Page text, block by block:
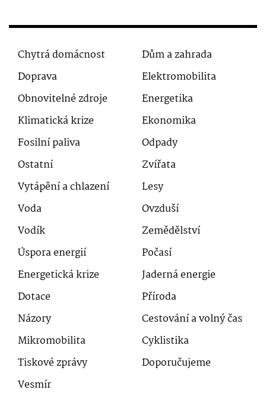
Chytrá domácnost
Dům a zahrada
Doprava
Elektromobilita
Obnovitelné zdroje
Energetika
Klimatická krize
Ekonomika
Fosilní paliva
Odpady
Ostatní
Zvířata
Vytápění a chlazení
Lesy
Voda
Ovzduší
Vodík
Zemědělství
Úspora energií
Počasí
Energetická krize
Jaderná energie
Dotace
Příroda
Názory
Cestování a volný čas
Mikromobilita
Cyklistika
Tiskové zprávy
Doporučujeme
Vesmír